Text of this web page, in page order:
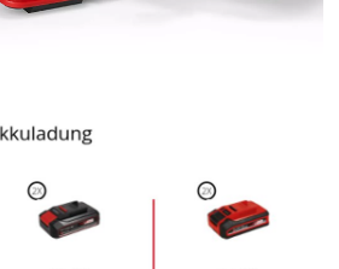
to the list of technologies used.